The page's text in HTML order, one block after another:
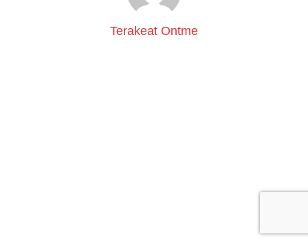
Terakeat Ontme